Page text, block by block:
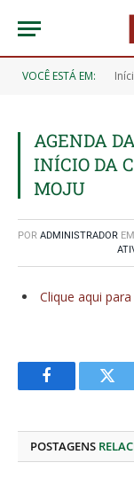
VOCÊ ESTÁ EM:
AGENDA
INÍCIO DA
MOJU
POR ADMINISTRADOR EM
Clique aqui
Facebook
POSTAGENS